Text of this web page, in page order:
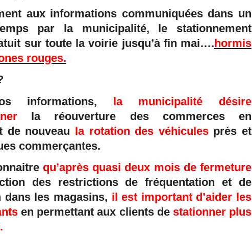
aux informations communiquées dans un
par la municipalité, le stationnement
sur toute la voirie jusqu’à fin mai….hormis
rouges.
informations, la municipalité désire
la réouverture des commerces en
de nouveau la rotation des véhicules près et
commerçantes.
qu’après quasi deux mois de fermeture
des restrictions de fréquentation et de
les magasins, il est important d’aider les
en permettant aux clients de stationner plus